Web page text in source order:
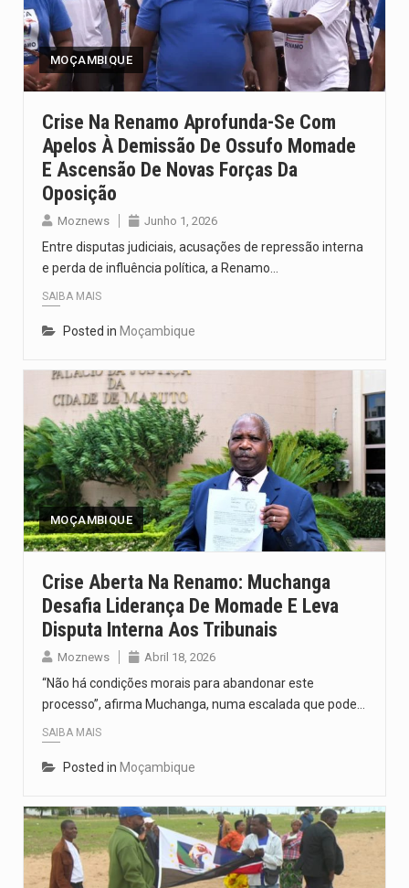
Segundo as autoridades canadianas, mais de 200 incêndios florestais continuam…
De acordo com as autoridades de saúde da Faixa de…
Cover photo suggestion (in English): A police officer outside a…
MOÇAMBIQUE
Crise Na Renamo Aprofunda-Se Com
Apelos À Demissão De Ossufo Momade
E Ascensão De Novas Forças Da
Oposição
Moznews Junho 1, 2026
Entre disputas judiciais, acusações de repressão interna
e perda de influência política, a Renamo…
SAIBA MAIS
Posted in Moçambique
MOÇAMBIQUE
Crise Aberta Na Renamo: Muchanga
Desafia Liderança De Momade E Leva
Disputa Interna Aos Tribunais
Moznews Abril 18, 2026
“Não há condições morais para abandonar este
processo”, afirma Muchanga, numa escalada que pode…
SAIBA MAIS
Posted in Moçambique